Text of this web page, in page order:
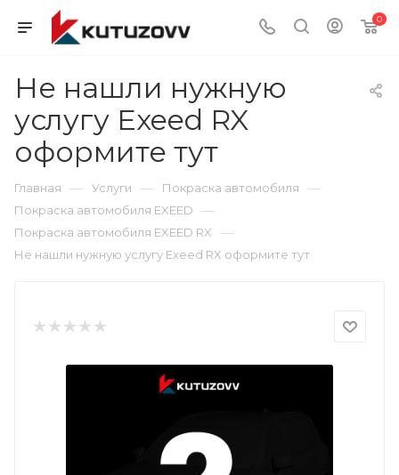
0
Не нашли нужную
услугу Exeed RX
оформите тут
Главная — Услуги — Покраска автомобиля —
Покраска автомобиля EXEED —
Покраска автомобиля EXEED RX —
Не нашли нужную услугу Exeed RX оформите тут